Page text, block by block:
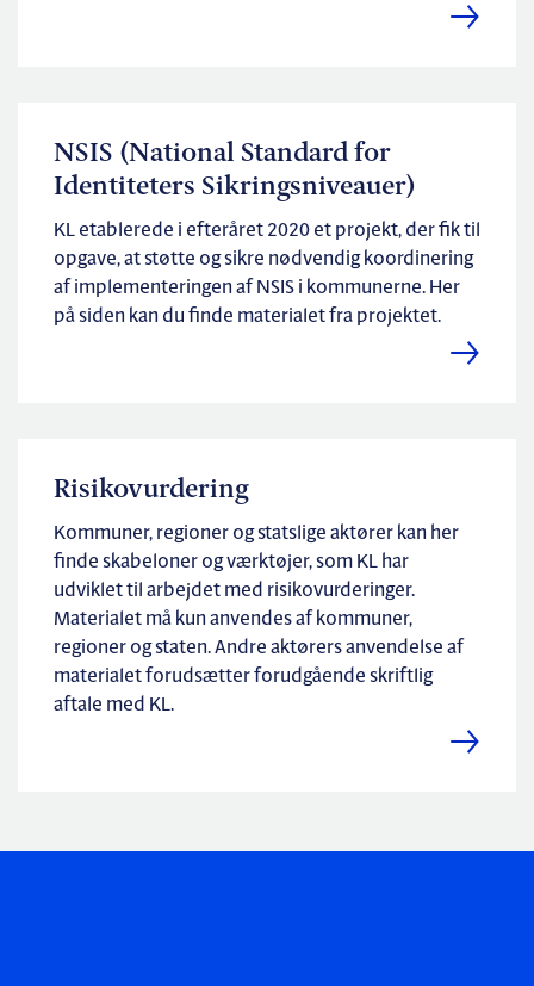
NSIS (National Standard for
Identiteters Sikringsniveauer)
KL etablerede i efteråret 2020 et projekt, der fik til
opgave, at støtte og sikre nødvendig koordinering
af implementeringen af NSIS i kommunerne. Her
på siden kan du finde materialet fra projektet.
Risikovurdering
Kommuner, regioner og statslige aktører kan her
finde skabeloner og værktøjer, som KL har
udviklet til arbejdet med risikovurderinger.
Materialet må kun anvendes af kommuner,
regioner og staten. Andre aktørers anvendelse af
materialet forudsætter forudgående skriftlig
aftale med KL.